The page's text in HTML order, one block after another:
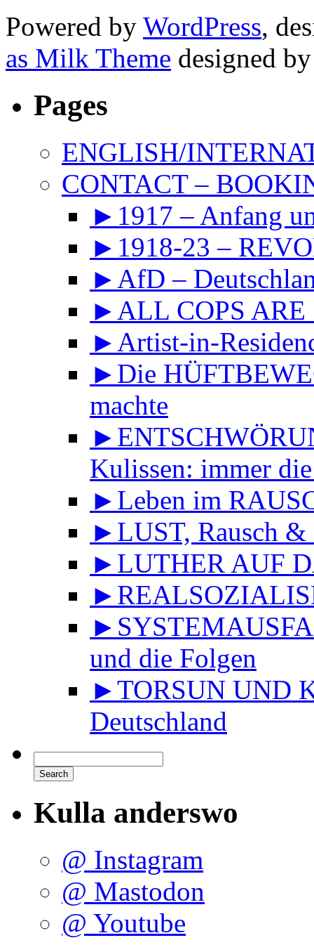
Powered by WordPress,
as Milk Theme designed
Pages
ENGLISH/
CONTACT –
►1917 – Anfang
►1918-23 –
►AfD –
►ALL COPS ARE
►Artist-in-
►Die
machte
Kulissen: immer
►Leben im
►LUST, Rausch
►LUTHER AUF
und die Folgen
►TORSUN UND
Deutschland
Kulla anderswo
@ Instagram
@ Mastodon
@ Youtube